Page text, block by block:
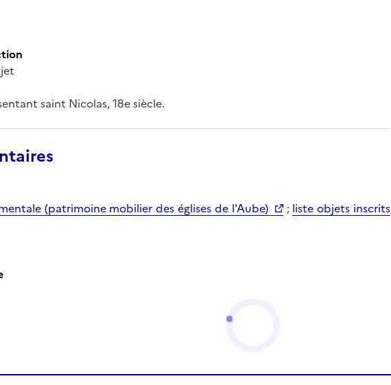
saint Nicolas, 18e siècle.
(patrimoine mobilier des églises de l'Aube)
; liste objets inscrits